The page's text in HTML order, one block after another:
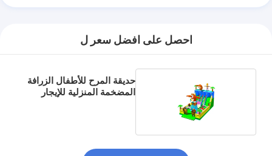
احصل على افضل سعر ل
حديقة المرح للأطفال الزرافة
المضخمة المنزلية للإيجار